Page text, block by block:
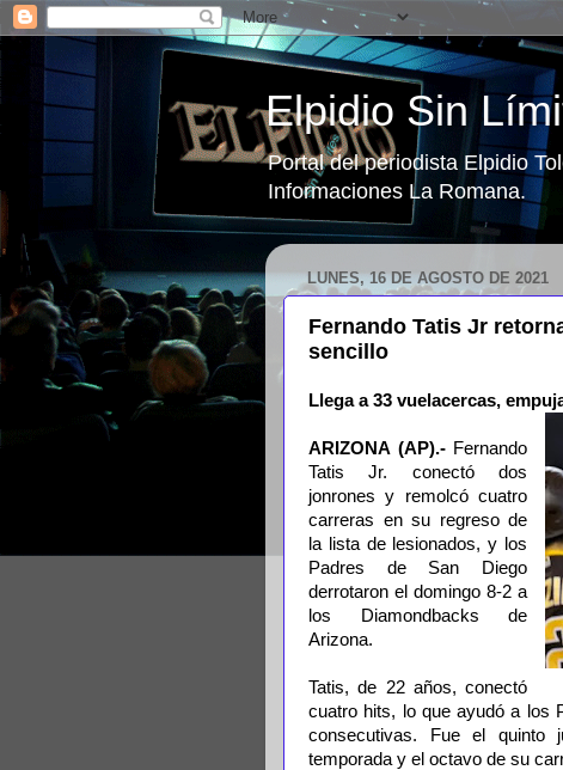
Elpidio Sin
Portal del periodista Elpidio
Informaciones La Romana.
LUNES, 16 DE AGOSTO DE 2021
Fernando Tatis Jr
sencillo
Llega a 33 vuelacercas,
ARIZONA (AP).- Fernando
Tatis Jr. conectó dos
jonrones y remolcó cuatro
carreras en su regreso de
la lista de lesionados, y los
Padres de San Diego
derrotaron el domingo 8-2 a
los Diamondbacks de
Arizona.
Tatis, de 22 años, conectó
cuatro hits, lo que ayudó a los
consecutivas. Fue el quinto
temporada y el octavo de su